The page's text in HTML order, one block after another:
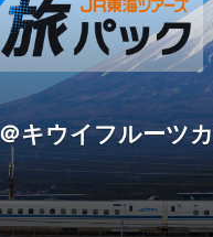
キウイフルーツ